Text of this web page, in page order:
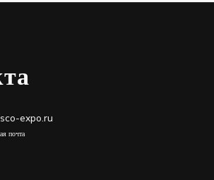
expo.ru
почта